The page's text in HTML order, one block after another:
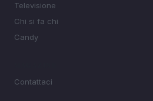
Televisione
Chi si fa chi
Candy
Contattaci